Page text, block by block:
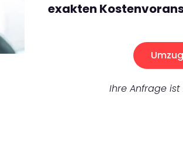
exakten
Ihre Anfrage ist